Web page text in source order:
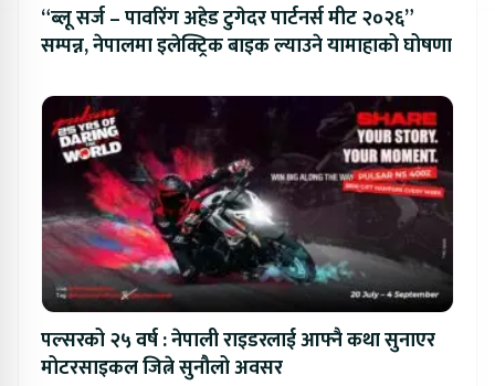
“ब्लू सर्ज – पावरिंग अहेड टुगेदर पार्टनर्स मीट २०२६”
सम्पन्न, नेपालमा इलेक्ट्रिक बाइक ल्याउने यामाहाको घोषणा
पल्सरको २५ वर्ष : नेपाली राइडरलाई आफ्नै कथा सुनाएर
मोटरसाइकल जित्ने सुनौलो अवसर